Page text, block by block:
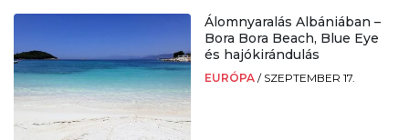
Álomnyaralás Albániában –
Bora Bora Beach, Blue Eye
és hajókirándulás
EURÓPA / SZEPTEMBER 17.